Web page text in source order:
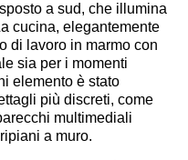
a sud, che illumina
cucina, elegantemente
di lavoro in marmo con
sia per i momenti
elemento è stato
più discreti, come
multimediali
a muro.